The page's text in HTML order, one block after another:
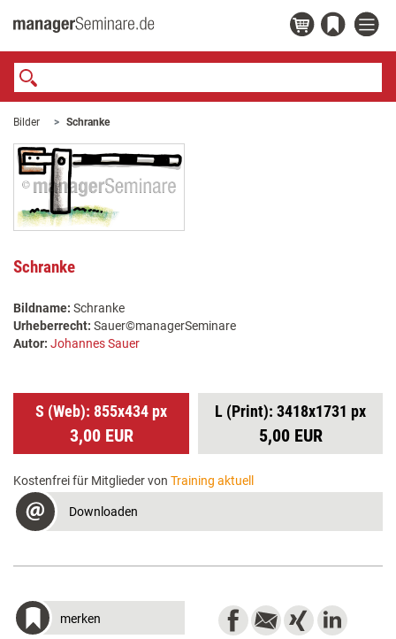
Bilder Schranke
Schranke
Bildname: Schranke
Urheberrecht: Sauer©managerSeminare
Autor: Johannes Sauer
S (Web): 855x434 px
3,00 EUR
L (Print): 3418x1731 px
5,00 EUR
Kostenfrei für Mitglieder von Training aktuell
Downloaden
merken